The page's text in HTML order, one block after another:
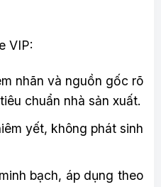
VIP:
nhãn và nguồn gốc rõ
chuẩn nhà sản xuất.
yết, không phát sinh
bạch, áp dụng theo